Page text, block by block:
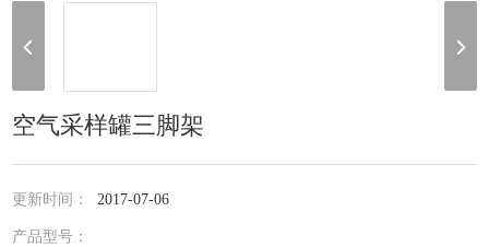
空气采样罐三脚架
更新时间：2017-07-06
产品型号：